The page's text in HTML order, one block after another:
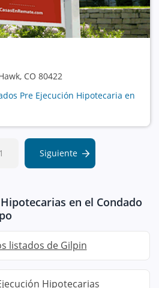
CO 80422
Pre Ejecución Hipotecaria en
Siguiente
en el Condado
listados de Gilpin
Hipotecarias